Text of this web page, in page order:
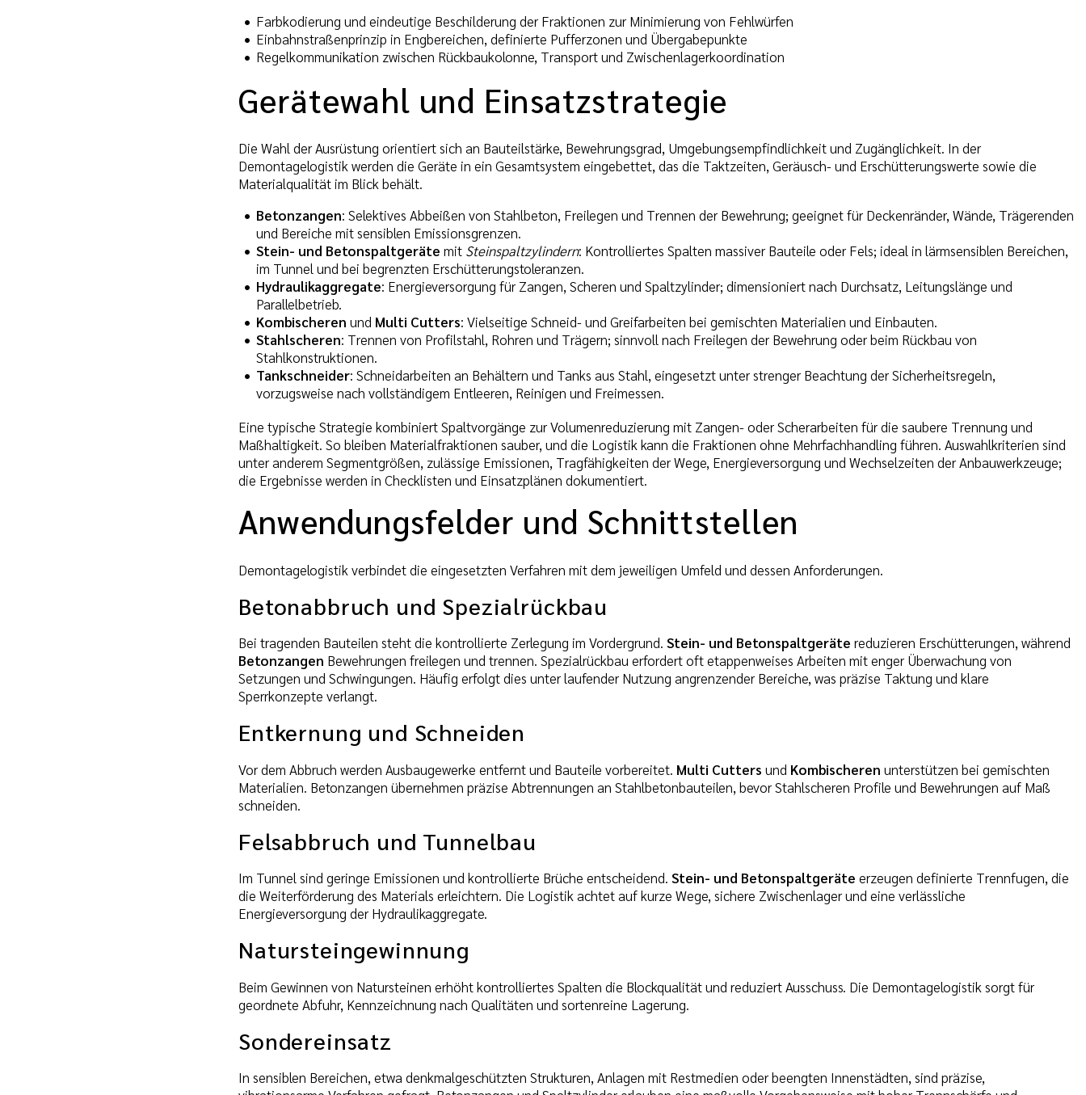
Farbkodierung und eindeutige Beschilderung der Fraktionen zur Minimierung von Fehlwürfen
Einbahnstraßenprinzip in Engbereichen, definierte Pufferzonen und Übergabepunkte
Regelkommunikation zwischen Rückbaukolonne, Transport und Zwischenlagerkoordination
Gerätewahl und Einsatzstrategie
Die Wahl der Ausrüstung orientiert sich an Bauteilstärke, Bewehrungsgrad, Umgebungsempfindlichkeit und Zugänglichkeit. In der
Demontagelogistik werden die Geräte in ein Gesamtsystem eingebettet, das die Taktzeiten, Geräusch- und Erschütterungswerte sowie die
Materialqualität im Blick behält.
Betonzangen: Selektives Abbeißen von Stahlbeton, Freilegen und Trennen der Bewehrung; geeignet für Deckenränder, Wände, Trägerenden
und Bereiche mit sensiblen Emissionsgrenzen.
Stein- und Betonspaltgeräte mit Steinspaltzylindern: Kontrolliertes Spalten massiver Bauteile oder Fels; ideal in lärmsensiblen Bereichen,
im Tunnel und bei begrenzten Erschütterungstoleranzen.
Hydraulikaggregate: Energieversorgung für Zangen, Scheren und Spaltzylinder; dimensioniert nach Durchsatz, Leitungslänge und
Parallelbetrieb.
Kombischeren und Multi Cutters: Vielseitige Schneid- und Greifarbeiten bei gemischten Materialien und Einbauten.
Stahlscheren: Trennen von Profilstahl, Rohren und Trägern; sinnvoll nach Freilegen der Bewehrung oder beim Rückbau von
Stahlkonstruktionen.
Tankschneider: Schneidarbeiten an Behältern und Tanks aus Stahl, eingesetzt unter strenger Beachtung der Sicherheitsregeln,
vorzugsweise nach vollständigem Entleeren, Reinigen und Freimessen.
Eine typische Strategie kombiniert Spaltvorgänge zur Volumenreduzierung mit Zangen- oder Scherarbeiten für die saubere Trennung und
Maßhaltigkeit. So bleiben Materialfraktionen sauber, und die Logistik kann die Fraktionen ohne Mehrfachhandling führen. Auswahlkriterien sind
unter anderem Segmentgrößen, zulässige Emissionen, Tragfähigkeiten der Wege, Energieversorgung und Wechselzeiten der Anbauwerkzeuge;
die Ergebnisse werden in Checklisten und Einsatzplänen dokumentiert.
Anwendungsfelder und Schnittstellen
Demontagelogistik verbindet die eingesetzten Verfahren mit dem jeweiligen Umfeld und dessen Anforderungen.
Betonabbruch und Spezialrückbau
Bei tragenden Bauteilen steht die kontrollierte Zerlegung im Vordergrund. Stein- und Betonspaltgeräte reduzieren Erschütterungen, während
Betonzangen Bewehrungen freilegen und trennen. Spezialrückbau erfordert oft etappenweises Arbeiten mit enger Überwachung von
Setzungen und Schwingungen. Häufig erfolgt dies unter laufender Nutzung angrenzender Bereiche, was präzise Taktung und klare
Sperrkonzepte verlangt.
Entkernung und Schneiden
Vor dem Abbruch werden Ausbaugewerke entfernt und Bauteile vorbereitet. Multi Cutters und Kombischeren unterstützen bei gemischten
Materialien. Betonzangen übernehmen präzise Abtrennungen an Stahlbetonbauteilen, bevor Stahlscheren Profile und Bewehrungen auf Maß
schneiden.
Felsabbruch und Tunnelbau
Im Tunnel sind geringe Emissionen und kontrollierte Brüche entscheidend. Stein- und Betonspaltgeräte erzeugen definierte Trennfugen, die
die Weiterförderung des Materials erleichtern. Die Logistik achtet auf kurze Wege, sichere Zwischenlager und eine verlässliche
Energieversorgung der Hydraulikaggregate.
Natursteingewinnung
Beim Gewinnen von Natursteinen erhöht kontrolliertes Spalten die Blockqualität und reduziert Ausschuss. Die Demontagelogistik sorgt für
geordnete Abfuhr, Kennzeichnung nach Qualitäten und sortenreine Lagerung.
Sondereinsatz
In sensiblen Bereichen, etwa denkmalgeschützten Strukturen, Anlagen mit Restmedien oder beengten Innenstädten, sind präzise,